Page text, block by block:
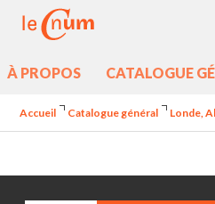
À PROPOS CATALOGUE
Accueil Catalogue général Londe,